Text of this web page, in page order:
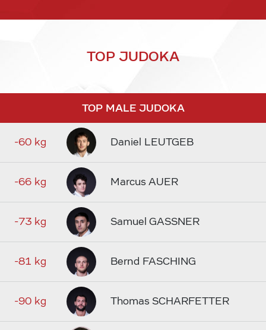
TOP JUDOKA
TOP MALE JUDOKA
-60 kg Daniel LEUTGEB
-66 kg Marcus AUER
-73 kg Samuel GASSNER
-81 kg Bernd FASCHING
-90 kg Thomas SCHARFETTER